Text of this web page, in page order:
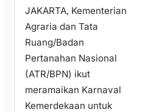
JAKARTA, Kementerian
Agraria dan Tata
Ruang/Badan
Pertanahan Nasional
(ATR/BPN) ikut
meramaikan Karnaval
Kemerdekaan untuk